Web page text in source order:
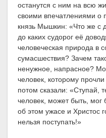
останутся с ним на всю
своими впечатлениями о
князь Мышкин: «Что же с
до каких судорог её
человеческая природа в
сумасшествия? Зачем
ненужное, напрасное?
человек, которому
потом сказали: «Ступай,
человек, может быть, мог
об этом ужасе и Христос
нельзя поступать!»